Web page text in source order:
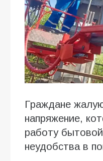
Граждане
напряжение,
работу
неудобства в